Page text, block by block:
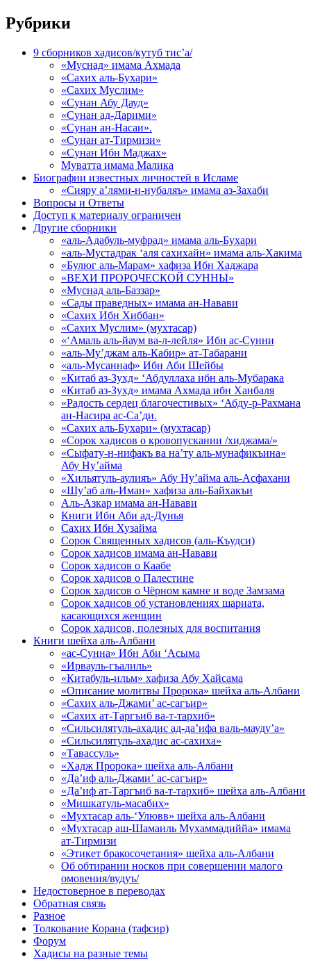
Рубрики
9 сборников хадисов/кутуб тис’а/
«Муснад» имама Ахмада
«Сахих аль-Бухари»
«Сахих Муслим»
«Сунан Абу Дауд»
«Сунан ад-Дарими»
«Сунан ан-Насаи».
«Сунан ат-Тирмизи»
«Сунан Ибн Маджах»
Муватта имама Малика
Биографии известных личностей в Исламе
«Сияру а’лями-н-нубаляъ» имама аз-Захаби
Вопросы и Ответы
Доступ к материалу ограничен
Другие сборники
«аль-Адабуль-муфрад» имама аль-Бухари
«аль-Мустадрак ‘аля сахихайн» имама аль-Хакима
«Булюг аль-Марам» хафиза Ибн Хаджара
«ВЕХИ ПРОРОЧЕСКОЙ СУННЫ»
«Муснад аль-Баззар»
«Сады праведных» имама ан-Навави
«Сахих Ибн Хиббан»
«Сахих Муслим» (мухтасар)
«‘Амаль аль-йаум ва-л-лейля» Ибн ас-Сунни
«аль-Му’джам аль-Кабир» ат-Табарани
«аль-Мусаннаф» Ибн Аби Шейбы
«Китаб аз-Зухд» ‘Абдуллаха ибн аль-Мубарака
«Китаб аз-Зухд» имама Ахмада ибн Ханбаля
«Радость сердец благочестивых» ‘Абду-р-Рахмана
ан-Насира ас-Са’ди.
«Сахих аль-Бухари» (мухтасар)
«Сорок хадисов о кровопускании /хиджама/»
«Сыфату-н-нифакъ ва на’ту аль-мунафикъина»
Абу Ну’айма
«Хильятуль-аулияъ» Абу Ну’айма аль-Асфахани
«Шу’аб аль-Иман» хафиза аль-Байхакъи
Аль-Азкар имама ан-Навави
Книги Ибн Аби ад-Дунья
Сахих Ибн Хузайма
Сорок Священных хадисов (аль-Къудси)
Сорок хадисов имама ан-Навави
Сорок хадисов о Каабе
Сорок хадисов о Палестине
Сорок хадисов о Чёрном камне и воде Замзама
Сорок хадисов об установлениях шариата,
касающихся женщин
Сорок хадисов, полезных для воспитания
Книги шейха аль-Албани
«ас-Сунна» Ибн Аби ‘Асыма
«Ирвауль-гъалиль»
«Китабуль-ильм» хафиза Абу Хайсама
«Описание молитвы Пророка» шейха аль-Албани
«Сахих аль-Джами’ ас-сагъир»
«Сахих ат-Таргъиб ва-т-тархиб»
«Сильсилятуль-ахадис ад-да’ифа валь-мауду’а»
«Сильсилятуль-ахадис ас-сахиха»
«Тавассуль»
«Хадж Пророка» шейха аль-Албани
«Да’иф аль-Джами’ ас-сагъир»
«Да’иф ат-Таргъиб ва-т-тархиб» шейха аль-Албани
«Мишкатуль-масабих»
«Мухтасар аль-‘Улювв» шейха аль-Албани
«Мухтасар аш-Шамаиль Мухаммадиййа» имама
ат-Тирмизи
«Этикет бракосочетания» шейха аль-Албани
Об обтирании носков при совершении малого
омовения/вудуъ/
Недостоверное в переводах
Обратная связь
Разное
Толкование Корана (тафсир)
Форум
Хадисы на разные темы